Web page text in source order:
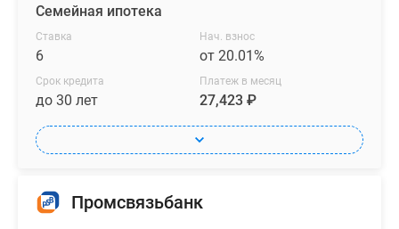
Семейная ипотека
Ставка
6
Нач. взнос
от 20.01%
Срок кредита
до 30 лет
Платеж в месяц
27,423 ₽
Промсвязьбанк